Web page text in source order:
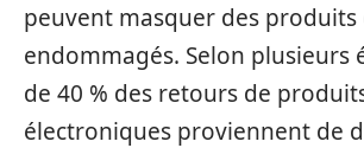
peuvent masquer des produits
endommagés. Selon plusieurs
de 40 % des retours de
électroniques proviennent de